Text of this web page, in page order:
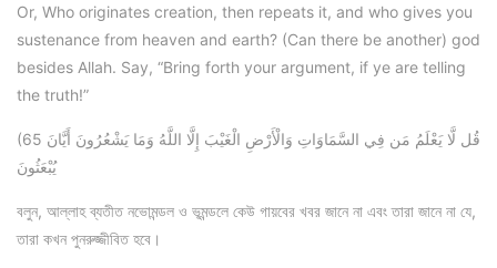
Or, Who originates creation, then repeats it, and who gives you
sustenance from heaven and earth? (Can there be another) god
besides Allah. Say, “Bring forth your argument, if ye are telling
the truth!”
(65 قُل لَّا يَعْلَمُ مَن فِي السَّمَاوَاتِ وَالْأَرْضِ الْغَيْبَ إِلَّا اللَّهُ وَمَا يَشْعُرُونَ أَيَّانَ
يُبْعَثُونَ
বলুন, আল্লাহ ব্যতীত নভোমন্ডল ও ভূমন্ডলে কেউ গায়বের খবর জানে না এবং তারা জানে না যে,
তারা কখন পুনরুজ্জীবিত হবে।